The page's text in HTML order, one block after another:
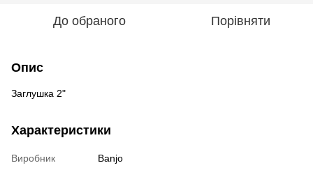
До обраного Порівняти
Опис
Заглушка 2"
Характеристики
Виробник
Banjo